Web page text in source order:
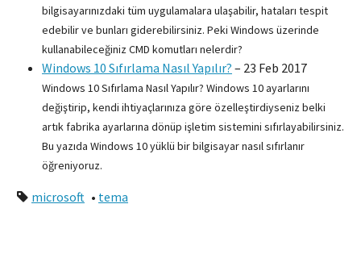
bilgisayarınızdaki tüm uygulamalara ulaşabilir, hataları tespit
edebilir ve bunları giderebilirsiniz. Peki Windows üzerinde
kullanabileceğiniz CMD komutları nelerdir?
Windows 10 Sıfırlama Nasıl Yapılır? – 23 Feb 2017
Windows 10 Sıfırlama Nasıl Yapılır? Windows 10 ayarlarını
değiştirip, kendi ihtiyaçlarınıza göre özelleştirdiyseniz belki
artık fabrika ayarlarına dönüp işletim sistemini sıfırlayabilirsiniz.
Bu yazıda Windows 10 yüklü bir bilgisayar nasıl sıfırlanır
öğreniyoruz.
microsoft • tema